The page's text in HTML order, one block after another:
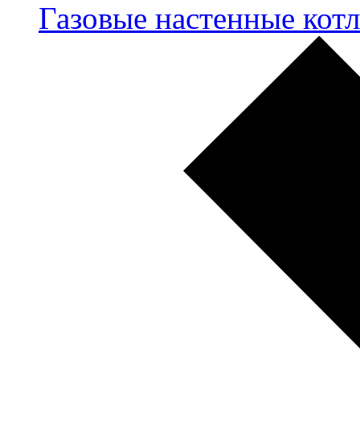
Газовые настенные